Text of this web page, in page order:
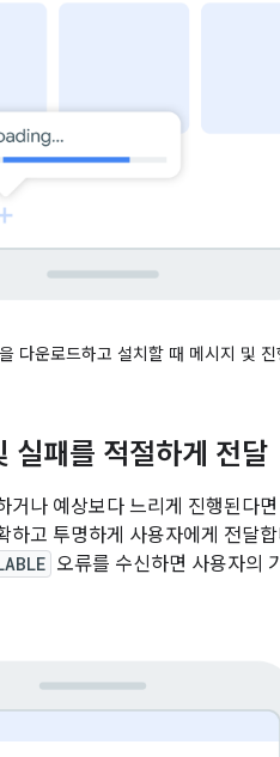
다운로드하고 설치할 때 메시지 및 진
실패를 적절하게 전달
거나 예상보다 느리게 진행된다
하고 투명하게 사용자에게 전달
오류를 수신하면 사용자의